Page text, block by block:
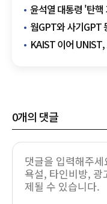
윤석열 대통령 '탄핵
표류…'앞날'은 안갯
웜GPT와 사기GPT
된다
KAIST 이어
0개의 댓글